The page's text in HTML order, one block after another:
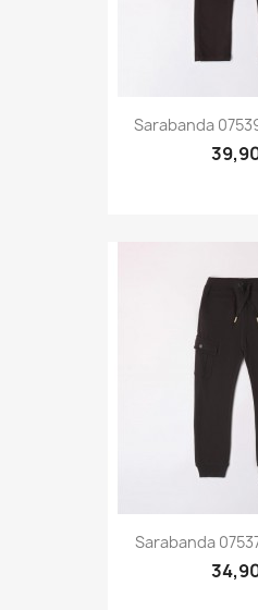
Sarabanda
Sarabanda